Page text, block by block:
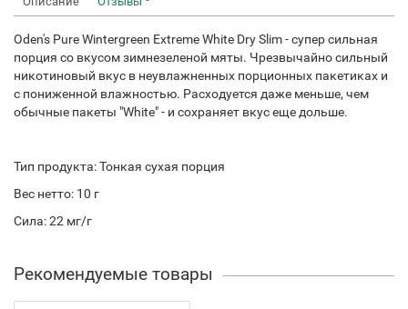
Oden's Pure Wintergreen Extreme White Dry Slim - супер сильная
порция со вкусом зимнезеленой мяты. Чрезвычайно сильный
никотиновый вкус в неувлажненных порционных пакетиках и
с пониженной влажностью. Расходуется даже меньше, чем
обычные пакеты "White" - и сохраняет вкус еще дольше.
Тип продукта: Тонкая сухая порция
Вес нетто: 10 г
Сила: 22 мг/г
Рекомендуемые товары